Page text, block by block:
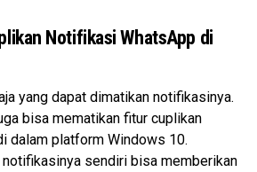
Notifikasi WhatsApp di
yang dapat dimatikan notifikasinya.
bisa mematikan fitur cuplikan
dalam platform Windows 10.
sendiri bisa memberikan